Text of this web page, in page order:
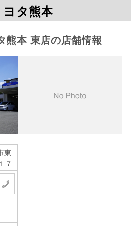
タ熊本
熊本 東店の店舗情報
東
７